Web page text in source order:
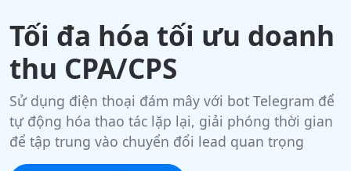
Tối đa hóa tối ưu doanh
thu CPA/CPS
Sử dụng điện thoại đám mây với bot Telegram để
tự động hóa thao tác lặp lại, giải phóng thời gian
để tập trung vào chuyển đổi lead quan trọng